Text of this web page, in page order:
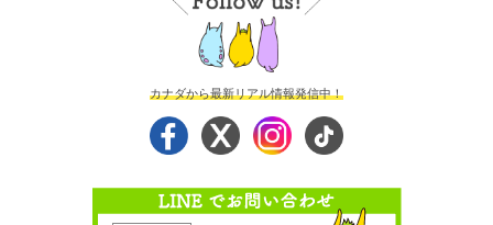
カナダから最新リアル情報発信中！